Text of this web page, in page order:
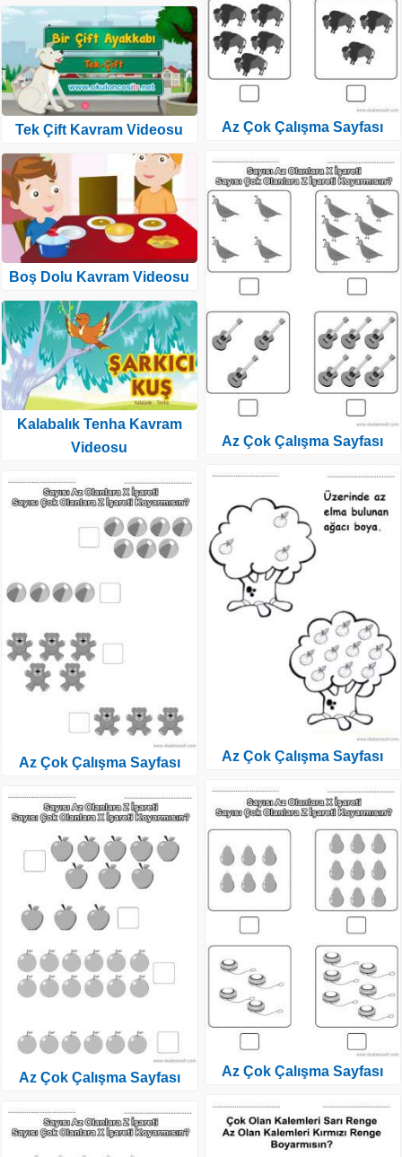
Tek Çift Kavram Videosu
Boş Dolu Kavram Videosu
Kalabalık Tenha Kavram
Videosu
Az Çok Çalışma Sayfası
Az Çok Çalışma Sayfası
Az Çok Çalışma Sayfası
Az Çok Çalışma Sayfası
Az Çok Çalışma Sayfası
Az Çok Çalışma Sayfası